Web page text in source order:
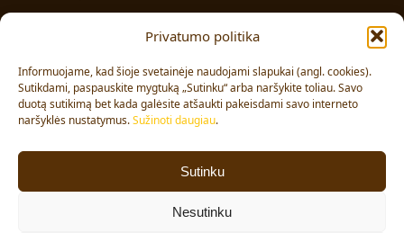
Privatumo politika
Informuojame, kad šioje svetainėje naudojami slapukai (angl. cookies).
Sutikdami, paspauskite mygtuką „Sutinku“ arba naršykite toliau. Savo
duotą sutikimą bet kada galėsite atšaukti pakeisdami savo interneto
naršyklės nustatymus.Sužinoti daugiau.
Sutinku
Nesutinku
Individualios veiklos pažymos Nr.: 991331
Adresas: Volungės g. 23-18, LT-63176, Alytus
Pardavimai:+370 608 91 653
Užsakymai:+370 678 36 453
Sekite mus